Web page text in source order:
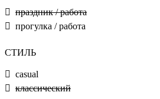
праздник / работа
прогулка / работа
СТИЛЬ
casual
классический